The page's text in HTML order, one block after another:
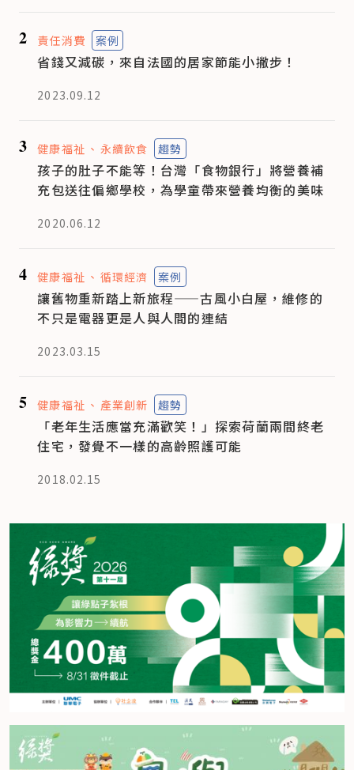
2 責任消費 案例
省錢又減碳，來自法國的居家節能小撇步！
2023.09.12
3 健康福祉 永續飲食 趨勢
孩子的肚子不能等！台灣「食物銀行」將營養補
充包送往偏鄉學校，為學童帶來營養均衡的美味
2020.06.12
4 健康福祉 循環經濟 案例
讓舊物重新踏上新旅程——古風小白屋，維修的
不只是電器更是人與人間的連結
2023.03.15
5 健康福祉 產業創新 趨勢
「老年生活應當充滿歡笑！」探索荷蘭兩間終老
住宅，發覺不一樣的高齡照護可能
2018.02.15